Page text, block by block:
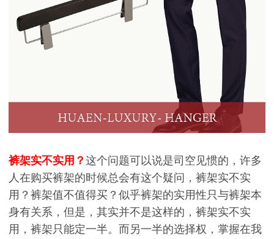
裤架实不实用？ 这个问题可以说是司空见惯的，许多
人在购买裤架的时候总会有这个疑问，裤架实不实
用？裤架值不值得买？似乎裤架的实用性只与裤架本
身有关系，但是，其实并不是这样的，裤架实不实
用，裤架只能定一半。而另一半的选择权，掌握在我